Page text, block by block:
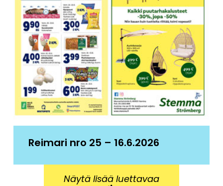
Reimari nro 25 – 16.6.2026
Näytä lisää luettavaa